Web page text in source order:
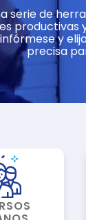
serie de
productivas
y
precisa